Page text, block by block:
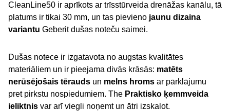
CleanLine50 ir aprīkots ar trīsstūrveida drenāžas kanālu, tā
platums ir tikai 30 mm, un tas pievieno jaunu dizaina
variantu Geberit dušas noteču saimei.
Dušas notece ir izgatavota no augstas kvalitātes
materiāliem un ir pieejama divās krāsās: matēts
nerūsējošais tērauds un melns hroms ar pārklājumu
pret pirkstu nospiedumiem. The Praktisko ķemmveida
ieliktnis var arī viegli noņemt un ātri izskalot.